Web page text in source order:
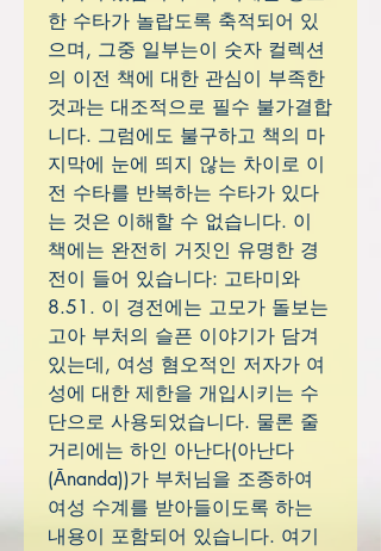
한 수타가 놀랍도록 축적되어 있
으며, 그중 일부는이 숫자 컬렉션
의 이전 책에 대한 관심이 부족한
것과는 대조적으로 필수 불가결합
니다. 그럼에도 불구하고 책의 마
지막에 눈에 띄지 않는 차이로 이
전 수타를 반복하는 수타가 있다
는 것은 이해할 수 없습니다. 이
책에는 완전히 거짓인 유명한 경
전이 들어 있습니다: 고타미와
8.51. 이 경전에는 고모가 돌보는
고아 부처의 슬픈 이야기가 담겨
있는데, 여성 혐오적인 저자가 여
성에 대한 제한을 개입시키는 수
단으로 사용되었습니다. 물론 줄
거리에는 하인 아난다(아난다
(Ānanda))가 부처님을 조종하여
여성 수계를 받아들이도록 하는
내용이 포함되어 있습니다. 여기